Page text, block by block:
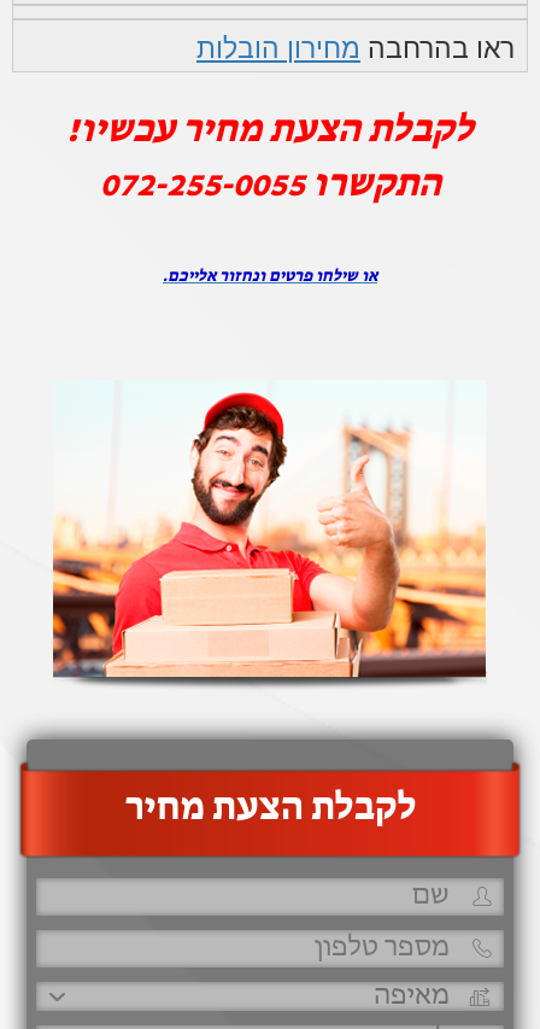
ראו בהרחבה מחירון הובלות
לקבלת הצעת מחיר עכשיו!
התקשרו072-255-0055
או שילחו פרטים ונחזור אלייכם.
‫לקבלת הצעת מחיר